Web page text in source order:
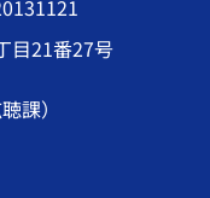
目21番27号
課）